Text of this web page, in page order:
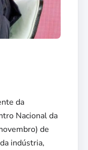
da
Nacional da
de
indústria,